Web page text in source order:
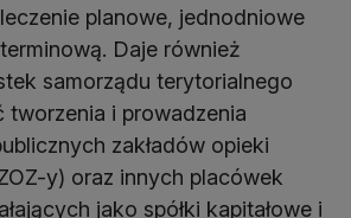
planowe, jednodniowe
Daje również
samorządu terytorialnego
tworzenia i prowadzenia
zakładów opieki
y) oraz innych placówek
jako spółki kapitałowe i